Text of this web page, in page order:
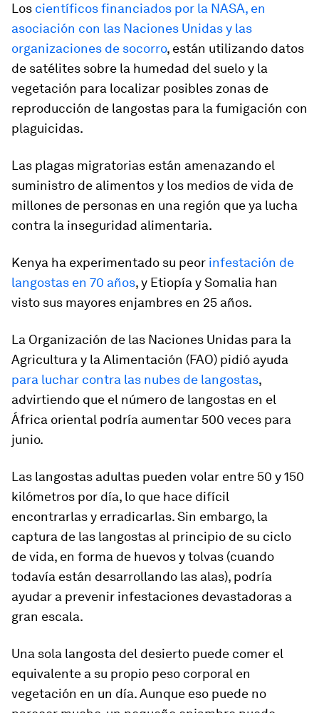
Los científicos financiados por la NASA, en
asociación con las Naciones Unidas y las
organizaciones de socorro, están utilizando datos
de satélites sobre la humedad del suelo y la
vegetación para localizar posibles zonas de
reproducción de langostas para la fumigación con
plaguicidas.
Las plagas migratorias están amenazando el
suministro de alimentos y los medios de vida de
millones de personas en una región que ya lucha
contra la inseguridad alimentaria.
Kenya ha experimentado su peor infestación de
langostas en 70 años, y Etiopía y Somalia han
visto sus mayores enjambres en 25 años.
La Organización de las Naciones Unidas para la
Agricultura y la Alimentación (FAO) pidió ayuda
para luchar contra las nubes de langostas,
advirtiendo que el número de langostas en el
África oriental podría aumentar 500 veces para
junio.
Las langostas adultas pueden volar entre 50 y 150
kilómetros por día, lo que hace difícil
encontrarlas y erradicarlas. Sin embargo, la
captura de las langostas al principio de su ciclo
de vida, en forma de huevos y tolvas (cuando
todavía están desarrollando las alas), podría
ayudar a prevenir infestaciones devastadoras a
gran escala.
Una sola langosta del desierto puede comer el
equivalente a su propio peso corporal en
vegetación en un día. Aunque eso puede no